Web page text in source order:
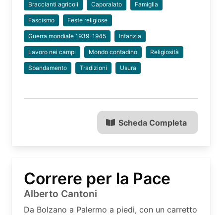
Braccianti agricoli Caporalato Famiglia
Fascismo Feste religiose
Guerra mondiale 1939-1945 Infanzia
Lavoro nei campi Mondo contadino Religiosità
Sbandamento Tradizioni Usura
Scheda Completa
Correre per la Pace
Alberto Cantoni
Da Bolzano a Palermo a piedi, con un carretto